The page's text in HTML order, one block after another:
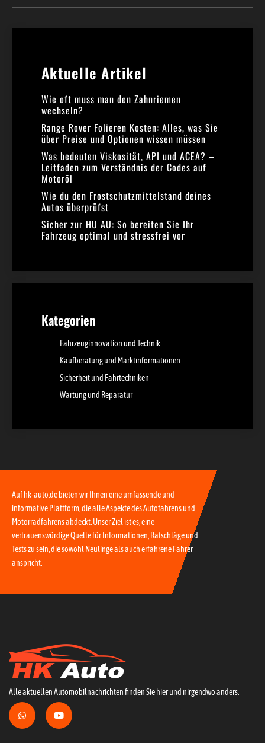
Aktuelle Artikel​
Wie oft muss man den Zahnriemen
wechseln?
Range Rover Folieren Kosten: Alles, was Sie
über Preise und Optionen wissen müssen
Was bedeuten Viskosität, API und ACEA? –
Leitfaden zum Verständnis der Codes auf
Motoröl
Wie du den Frostschutzmittelstand deines
Autos überprüfst
Sicher zur HU AU: So bereiten Sie Ihr
Fahrzeug optimal und stressfrei vor
Kategorien
Fahrzeuginnovation und Technik
Kaufberatung und Marktinformationen
Sicherheit und Fahrtechniken
Wartung und Reparatur
Auf hk-auto.de bieten wir Ihnen eine umfassende und
informative Plattform, die alle Aspekte des Autofahrens und
Motorradfahrens abdeckt. Unser Ziel ist es, eine
vertrauenswürdige Quelle für Informationen, Ratschläge und
Tests zu sein, die sowohl Neulinge als auch erfahrene Fahrer
anspricht.
Alle aktuellen Automobilnachrichten finden Sie hier und nirgendwo anders.